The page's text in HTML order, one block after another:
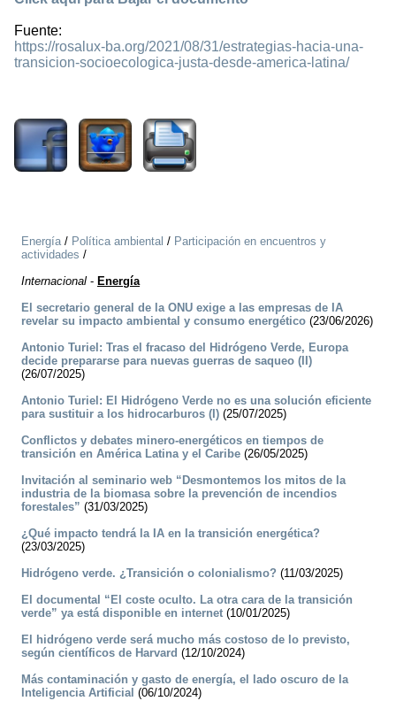
Fuente:
https://rosalux-ba.org/2021/08/31/estrategias-hacia-una-
transicion-socioecologica-justa-desde-america-latina/
Energía/ Política ambiental / Participación en encuentros y
actividades /
Internacional - Energía
El secretario general de la ONU exige a las empresas de IA
revelar su impacto ambiental y consumo energético (23/06/2026)
Antonio Turiel: Tras el fracaso del Hidrógeno Verde, Europa
decide prepararse para nuevas guerras de saqueo (II)
(26/07/2025)
Antonio Turiel: El Hidrógeno Verde no es una solución eficiente
para sustituir a los hidrocarburos (I) (25/07/2025)
Conflictos y debates minero-energéticos en tiempos de
transición en América Latina y el Caribe (26/05/2025)
Invitación al seminario web “Desmontemos los mitos de la
industria de la biomasa sobre la prevención de incendios
forestales” (31/03/2025)
¿Qué impacto tendrá la IA en la transición energética?
(23/03/2025)
Hidrógeno verde. ¿Transición o colonialismo? (11/03/2025)
El documental “El coste oculto. La otra cara de la transición
verde” ya está disponible en internet (10/01/2025)
El hidrógeno verde será mucho más costoso de lo previsto,
según científicos de Harvard (12/10/2024)
Más contaminación y gasto de energía, el lado oscuro de la
Inteligencia Artificial (06/10/2024)